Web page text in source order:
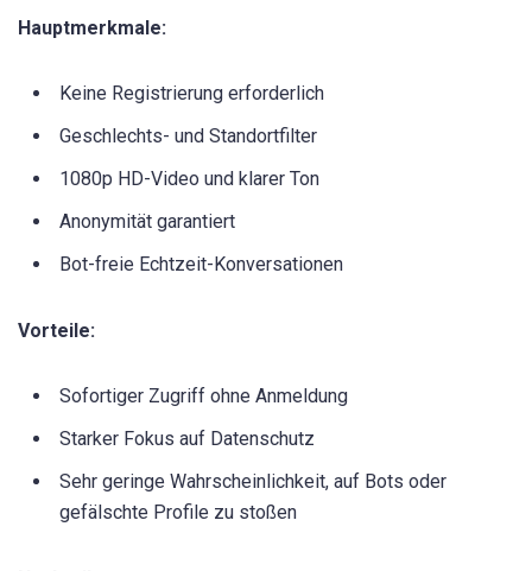
Hauptmerkmale:
Keine Registrierung erforderlich
Geschlechts- und Standortfilter
1080p HD-Video und klarer Ton
Anonymität garantiert
Bot-freie Echtzeit-Konversationen
Vorteile:
Sofortiger Zugriff ohne Anmeldung
Starker Fokus auf Datenschutz
Sehr geringe Wahrscheinlichkeit, auf Bots oder
gefälschte Profile zu stoßen